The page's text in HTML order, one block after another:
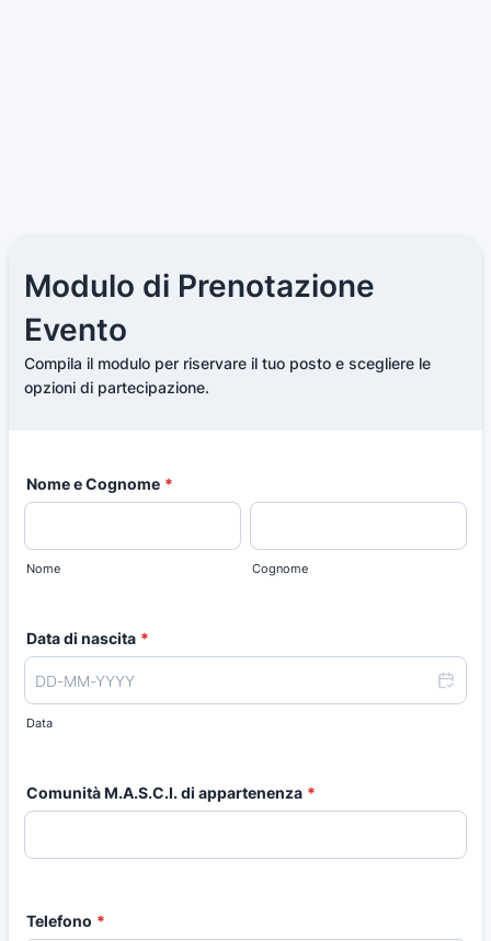
Modulo di Prenotazione
Evento
Compila il modulo per riservare il tuo posto e scegliere le
opzioni di partecipazione.
Nome e Cognome *
Nome Cognome
Data di nascita *
Data
Comunità M.A.S.C.I. di appartenenza *
Telefono *